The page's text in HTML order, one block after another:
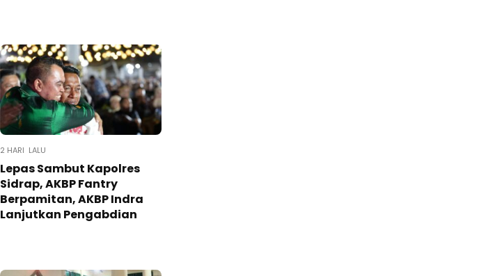
2 HARI LALU
Lepas Sambut Kapolres
Sidrap, AKBP Fantry
Berpamitan, AKBP Indra
Lanjutkan Pengabdian